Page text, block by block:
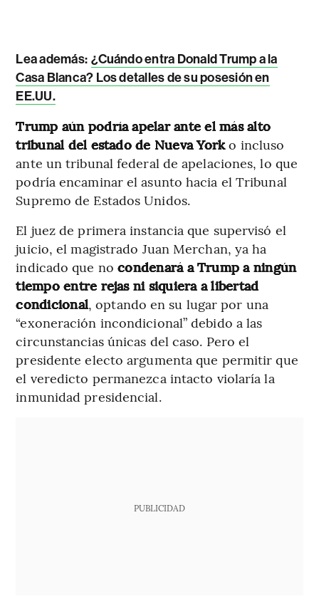
Lea además: ¿Cuándo entra Donald Trump a la
Casa Blanca? Los detalles de su posesión en
EE.UU.
Trump aún podría apelar ante el más alto
tribunal del estado de Nueva Yorko incluso
ante un tribunal federal de apelaciones, lo que
podría encaminar el asunto hacia el Tribunal
Supremo de Estados Unidos.
El juez de primera instancia que supervisó el
juicio, el magistrado Juan Merchan, ya ha
indicado que no condenará a Trump a ningún
tiempo entre rejas ni siquiera a libertad
condicional, optando en su lugar por una
“exoneración incondicional” debido a las
circunstancias únicas del caso. Pero el
presidente electo argumenta que permitir que
el veredicto permanezca intacto violaría la
inmunidad presidencial.
PUBLICIDAD